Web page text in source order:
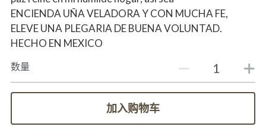
ENCIENDA UÑA VELADORA Y CON MUCHA FE,
ELEVE UNA PLEGARIA DE BUENA VOLUNTAD.
HECHO EN MEXICO
数量
加入购物车